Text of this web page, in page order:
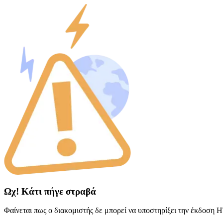
Ωχ! Κάτι πήγε στραβά
Φαίνεται πως ο διακομιστής δε μπορεί να υποστηρίξει την έκδοση